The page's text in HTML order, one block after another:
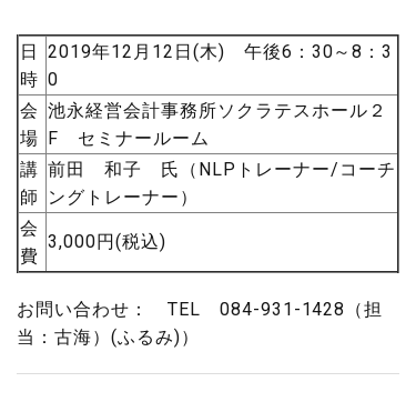
日
時
2019年12月12日(木) 午後6：30～8：3
0
会
場
池永経営会計事務所ソクラテスホール２
F セミナールーム
講
師
前田 和子 氏（NLPトレーナー/コーチ
ングトレーナー）
会
費
3,000円(税込)
お問い合わせ： TEL 084-931-1428（担
当：古海）(ふるみ)）